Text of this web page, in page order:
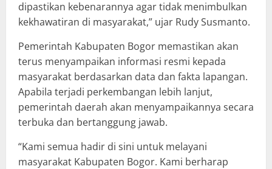
dipastikan kebenarannya agar tidak menimbulkan
kekhawatiran di masyarakat,” ujar Rudy Susmanto.
Pemerintah Kabupaten Bogor memastikan akan
terus menyampaikan informasi resmi kepada
masyarakat berdasarkan data dan fakta lapangan.
Apabila terjadi perkembangan lebih lanjut,
pemerintah daerah akan menyampaikannya secara
terbuka dan bertanggung jawab.
“Kami semua hadir di sini untuk melayani
masyarakat Kabupaten Bogor. Kami berharap